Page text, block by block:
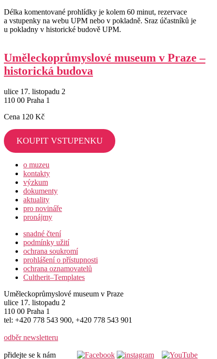
Délka komentované prohlídky je kolem 60 minut, rezervace
a vstupenky na webu UPM nebo v pokladně. Sraz účastníků je
u pokladny v historické budově UPM.
Uměleckoprůmyslové museum v Praze –
historická budova
ulice 17. listopadu 2
110 00 Praha 1
Cena 120 Kč
KOUPIT VSTUPENKU
o muzeu
kontakty
výzkum
dokumenty
aktuality
pro novináře
pronájmy
snadné čtení
podmínky užití
ochrana soukromí
prohlášení o přístupnosti
ochrana oznamovatelů
Cultherit–Templates
Uměleckoprůmyslové museum v Praze
ulice 17. listopadu 2
110 00 Praha 1
tel: +420 778 543 900, +420 778 543 901
odběr newsletteru
přidejte se k nám